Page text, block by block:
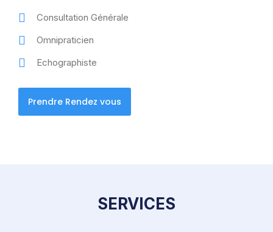
Consultation Générale
Omnipraticien
Echographiste
Prendre Rendez vous
SERVICES